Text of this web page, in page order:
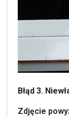
Błąd 3.
Zdjęcie